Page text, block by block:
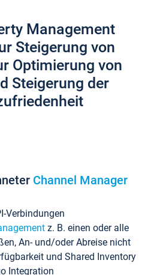
Management
Steigerung von
Optimierung von
Steigerung der
Channel Manager
Verbindungen
z. B. einen oder alle
An- und/oder Abreise nicht
und Shared Inventory
Integration